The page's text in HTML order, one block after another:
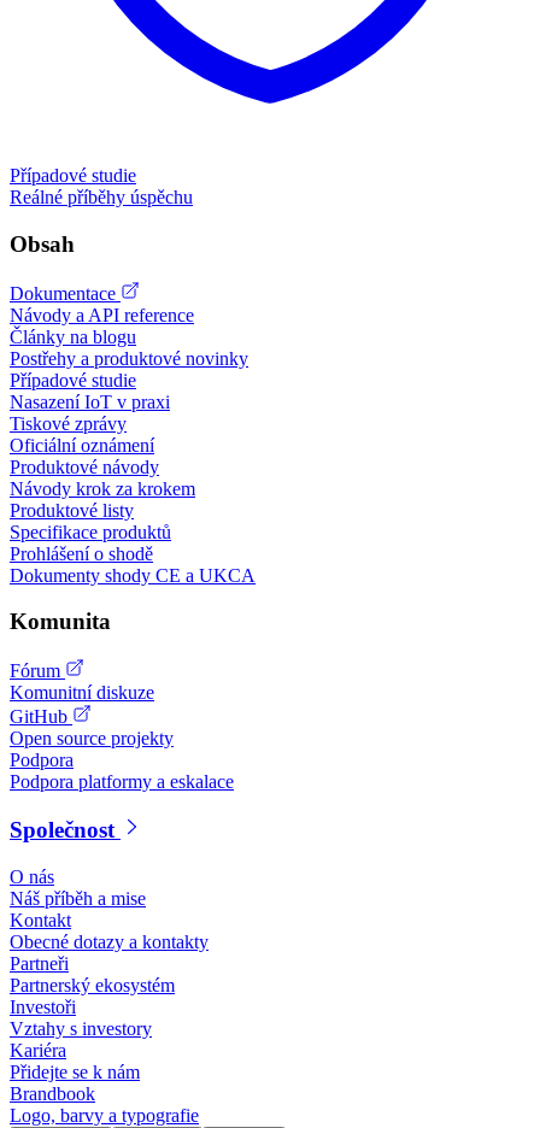
Případové studie
Reálné příběhy úspěchu
Obsah
Dokumentace
Návody a API reference
Články na blogu
Postřehy a produktové novinky
Případové studie
Nasazení IoT v praxi
Tiskové zprávy
Oficiální oznámení
Produktové návody
Návody krok za krokem
Produktové listy
Specifikace produktů
Prohlášení o shodě
Dokumenty shody CE a UKCA
Komunita
Fórum
Komunitní diskuze
GitHub
Open source projekty
Podpora
Podpora platformy a eskalace
Společnost
O nás
Náš příběh a mise
Kontakt
Obecné dotazy a kontakty
Partneři
Partnerský ekosystém
Investoři
Vztahy s investory
Kariéra
Přidejte se k nám
Brandbook
Logo, barvy a typografie